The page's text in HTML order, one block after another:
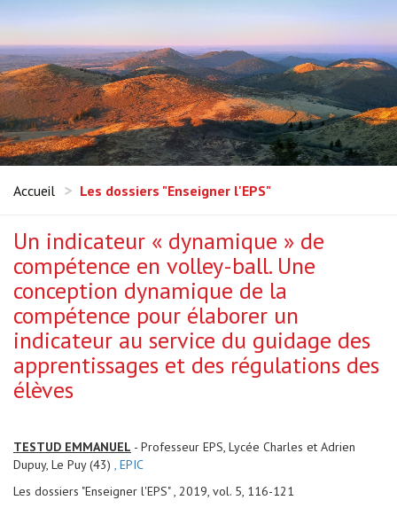
Accueil Les dossiers "Enseigner l'EPS"
Un indicateur « dynamique » de
compétence en volley-ball. Une
conception dynamique de la
compétence pour élaborer un
indicateur au service du guidage des
apprentissages et des régulations des
élèves
TESTUD EMMANUEL - Professeur EPS, Lycée Charles et Adrien
Dupuy, Le Puy (43) , EPIC
Les dossiers "Enseigner l'EPS" , 2019, vol. 5, 116-121